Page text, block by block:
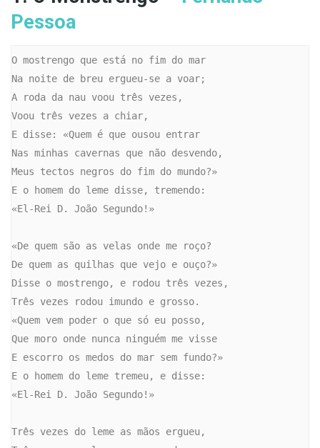
Pessoa
O mostrengo que está no fim do mar
Na noite de breu ergueu-se a voar;
A roda da nau voou três vezes,
Voou três vezes a chiar,
E disse: «Quem é que ousou entrar
Nas minhas cavernas que não desvendo,
Meus tectos negros do fim do mundo?»
E o homem do leme disse, tremendo:
«El-Rei D. João Segundo!»
«De quem são as velas onde me roço?
De quem as quilhas que vejo e ouço?»
Disse o mostrengo, e rodou três vezes,
Três vezes rodou imundo e grosso.
«Quem vem poder o que só eu posso,
Que moro onde nunca ninguém me visse
E escorro os medos do mar sem fundo?»
E o homem do leme tremeu, e disse:
«El-Rei D. João Segundo!»
Três vezes do leme as mãos ergueu,